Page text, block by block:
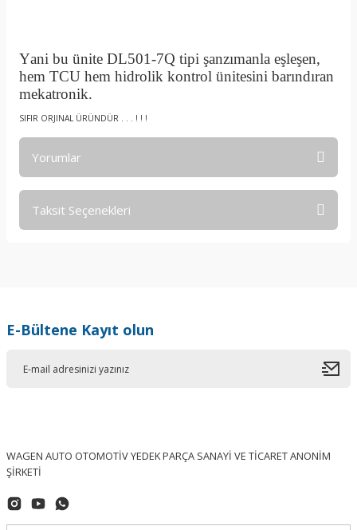
Yani bu ünite DL501-7Q tipi şanzımanla eşleşen,
hem TCU hem hidrolik kontrol ünitesini barındıran
mekatronik.
SIFIR ORJINAL ÜRÜNDÜR . . . ! ! !
Yorumlar
Taksit Seçenekleri
E-Bültene Kayıt olun
WAGEN AUTO OTOMOTİV YEDEK PARÇA SANAYİ VE TİCARET ANONİM
ŞİRKETİ